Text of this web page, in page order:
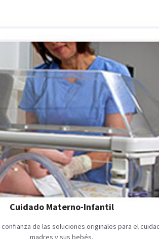
Cuidado Materno-Infantil
confianza de las soluciones originales para el
madres y sus bebés.